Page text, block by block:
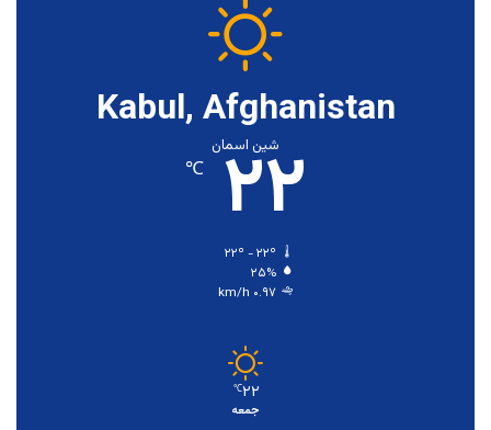
Kabul, Afghanistan
شین اسمان
۲۲ ℃
۲۵%
۰.۹۷ km/h
۲۲℃
جمعه